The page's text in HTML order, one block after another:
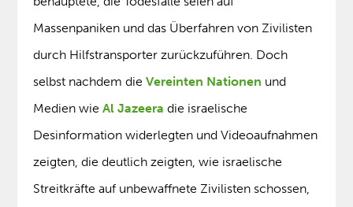
Massenpaniken und das Überfahren von Zivilisten
durch Hilfstransporter zurückzuführen. Doch
selbst nachdem dieVereinten Nationen und
Medien wieAl Jazeera die israelische
Desinformation widerlegten und Videoaufnahmen
zeigten, die deutlich zeigten, wie israelische
Streitkräfte auf unbewaffnete Zivilisten schossen,